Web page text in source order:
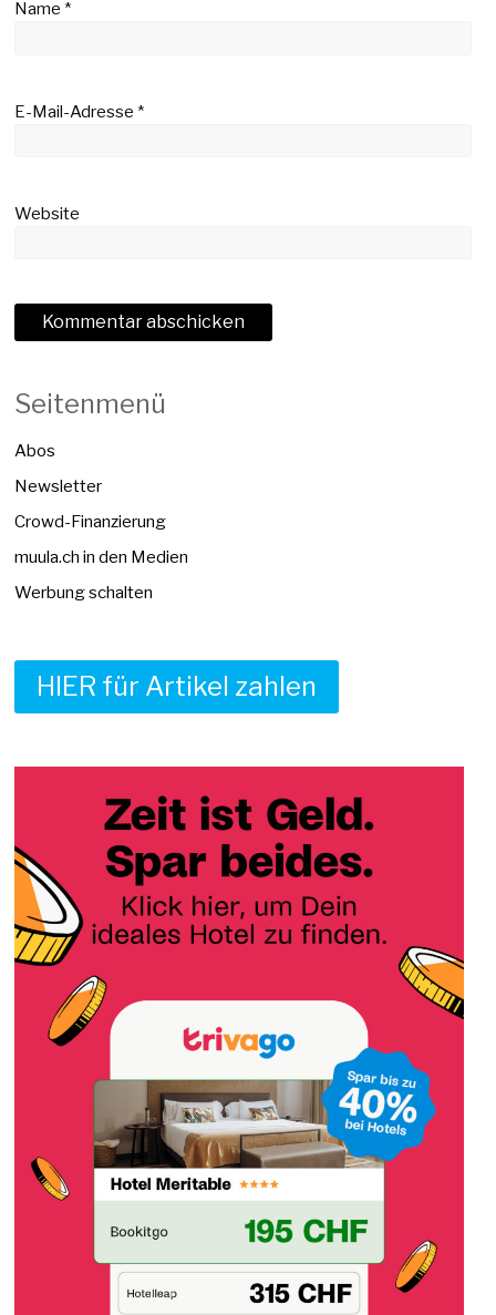
Name*
E-Mail-Adresse*
Website
Seitenmenü
Abos
Newsletter
Crowd-Finanzierung
muula.ch in den Medien
Werbung schalten
HIER für Artikel zahlen